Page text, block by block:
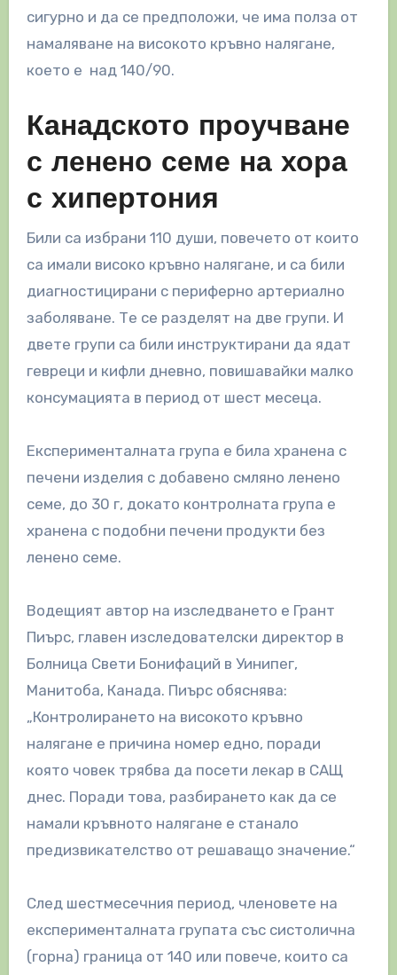
сигурно и да се предположи, че има полза от
намаляване на високото кръвно налягане,
което е над 140/90.
Канадското проучване
с ленено семе на хора
с хипертония
Били са избрани 110 души, повечето от които
са имали високо кръвно налягане, и са били
диагностицирани с периферно артериално
заболяване. Те се разделят на две групи. И
двете групи са били инструктирани да ядат
гевреци и кифли дневно, повишавайки малко
консумацията в период от шест месеца.
Експерименталната група е била хранена с
печени изделия с добавено смляно ленено
семе, до 30 г, докато контролната група е
хранена с подобни печени продукти без
ленено семе.
Водещият автор на изследването е Грант
Пиърс, главен изследователски директор в
Болница Свети Бонифаций в Уинипег,
Манитоба, Канада. Пиърс обяснява:
„Контролирането на високото кръвно
налягане е причина номер едно, поради
която човек трябва да посети лекар в САЩ
днес. Поради това, разбирането как да се
намали кръвното налягане е станало
предизвикателство от решаващо значение.“
След шестмесечния период, членовете на
експерименталната групата със систолична
(горна) граница от 140 или повече, които са